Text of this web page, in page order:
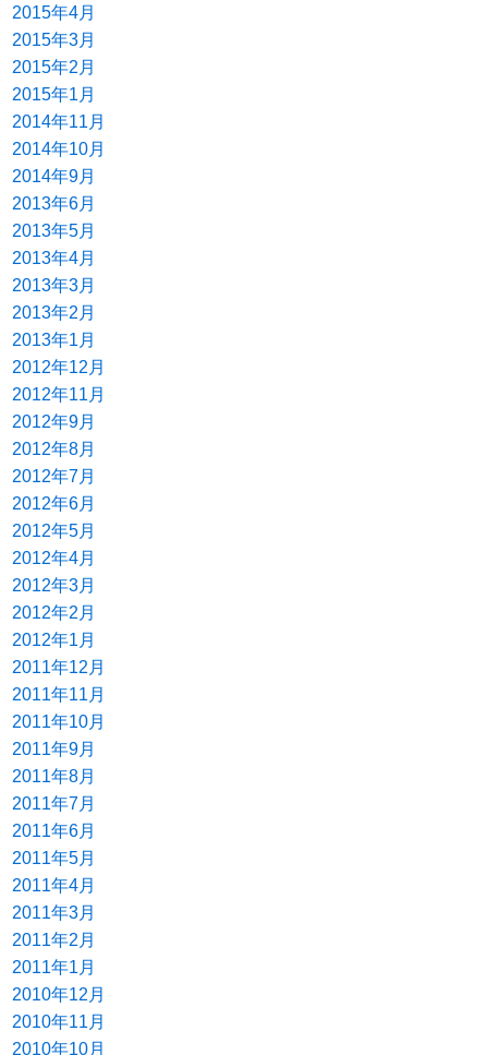
2015年4月
2015年3月
2015年2月
2015年1月
2014年11月
2014年10月
2014年9月
2013年6月
2013年5月
2013年4月
2013年3月
2013年2月
2013年1月
2012年12月
2012年11月
2012年9月
2012年8月
2012年7月
2012年6月
2012年5月
2012年4月
2012年3月
2012年2月
2012年1月
2011年12月
2011年11月
2011年10月
2011年9月
2011年8月
2011年7月
2011年6月
2011年5月
2011年4月
2011年3月
2011年2月
2011年1月
2010年12月
2010年11月
2010年10月